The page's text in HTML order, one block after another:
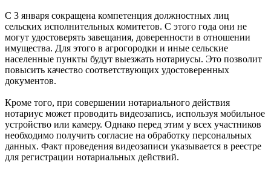
С 3 января сокращена компетенция должностных лиц
сельских исполнительных комитетов. С этого года они не
могут удостоверять завещания, доверенности в отношении
имущества. Для этого в агрогородки и иные сельские
населенные пункты будут выезжать нотариусы. Это позволит
повысить качество соответствующих удостоверенных
документов.
Кроме того, при совершении нотариального действия
нотариус может проводить видеозапись, используя мобильное
устройство или камеру. Однако перед этим у всех участников
необходимо получить согласие на обработку персональных
данных. Факт проведения видеозаписи указывается в реестре
для регистрации нотариальных действий.